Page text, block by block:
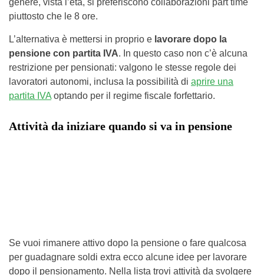
genere, vista l’età, si preferiscono collaborazioni part time
piuttosto che le 8 ore.
L’alternativa è mettersi in proprio e lavorare dopo la
pensione con partita IVA. In questo caso non c’è alcuna
restrizione per pensionati: valgono le stesse regole dei
lavoratori autonomi, inclusa la possibilità di aprire una
partita IVA optando per il regime fiscale forfettario.
Attività da iniziare quando si va in pensione
Se vuoi rimanere attivo dopo la pensione o fare qualcosa
per guadagnare soldi extra ecco alcune idee per lavorare
dopo il pensionamento. Nella lista trovi attività da svolgere